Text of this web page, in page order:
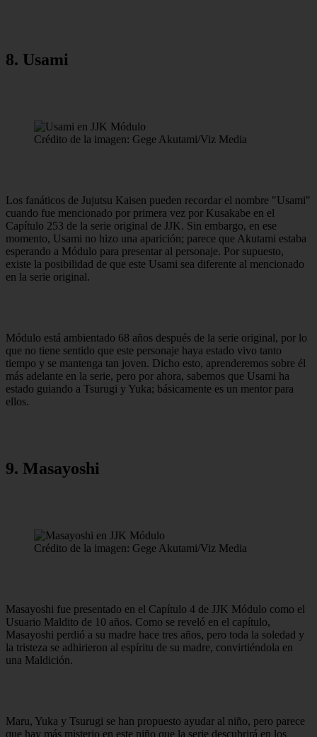
8. Usami
Crédito de la imagen: Gege Akutami/Viz Media
Los fanáticos de Jujutsu Kaisen pueden recordar el nombre "Usami"
cuando fue mencionado por primera vez por Kusakabe en el
Capítulo 253 de la serie original de JJK. Sin embargo, en ese
momento, Usami no hizo una aparición; parece que Akutami estaba
esperando a Módulo para presentar al personaje. Por supuesto,
existe la posibilidad de que este Usami sea diferente al mencionado
en la serie original.
Módulo está ambientado 68 años después de la serie original, por lo
que no tiene sentido que este personaje haya estado vivo tanto
tiempo y se mantenga tan joven. Dicho esto, aprenderemos sobre él
más adelante en la serie, pero por ahora, sabemos que Usami ha
estado guiando a Tsurugi y Yuka; básicamente es un mentor para
ellos.
9. Masayoshi
Crédito de la imagen: Gege Akutami/Viz Media
Masayoshi fue presentado en el Capítulo 4 de JJK Módulo como el
Usuario Maldito de 10 años. Como se reveló en el capítulo,
Masayoshi perdió a su madre hace tres años, pero toda la soledad y
la tristeza se adhirieron al espíritu de su madre, convirtiéndola en
una Maldición.
Maru, Yuka y Tsurugi se han propuesto ayudar al niño, pero parece
que hay más misterio en este niño que la serie descubrirá en los